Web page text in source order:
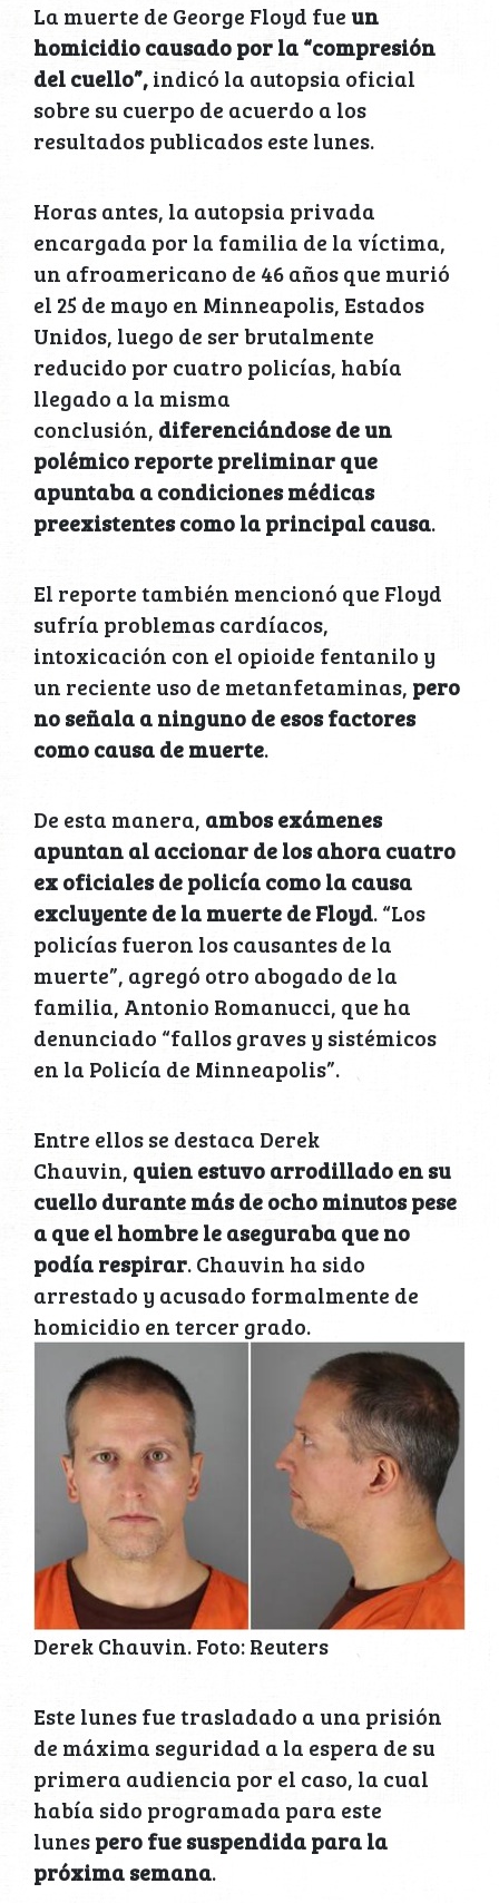
La muerte de George Floyd fue un
homicidio causado por la “compresión
del cuello”,indicó la autopsia oficial
sobre su cuerpo de acuerdo a los
resultados publicados este lunes.
Horas antes, la autopsia privada
encargada por la familia de la víctima,
un afroamericano de 46 años que murió
el 25 de mayo en Minneapolis, Estados
Unidos, luego de ser brutalmente
reducido por cuatro policías, había
llegado a la misma
conclusión, diferenciándose de un
polémico reporte preliminar que
apuntaba a condiciones médicas
preexistentes como la principal causa.
El reporte también mencionó que Floyd
sufría problemas cardíacos,
intoxicación con el opioide fentanilo y
un reciente uso de metanfetaminas, pero
no señala a ninguno de esos factores
como causa de muerte.
De esta manera, ambos exámenes
apuntan al accionar de los ahora cuatro
ex oficiales de policía como la causa
excluyente de la muerte de Floyd. “Los
policías fueron los causantes de la
muerte”, agregó otro abogado de la
familia, Antonio Romanucci, que ha
denunciado “fallos graves y sistémicos
en la Policía de Minneapolis”.
Entre ellos se destaca Derek
Chauvin, quien estuvo arrodillado en su
cuello durante más de ocho minutos pese
a que el hombre le aseguraba que no
podía respirar. Chauvin ha sido
arrestado y acusado formalmente de
homicidio en tercer grado.
Derek Chauvin. Foto: Reuters
Este lunes fue trasladado a una prisión
de máxima seguridad a la espera de su
primera audiencia por el caso, la cual
había sido programada para este
lunespero fue suspendida para la
próxima semana.